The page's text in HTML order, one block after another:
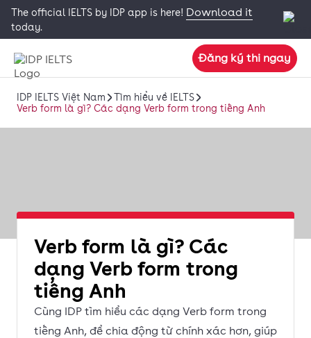
The official IELTS by IDP app is here! Download it
today.
Đăng ký thi ngay
IDP IELTS Việt Nam
Tìm hiểu về IELTS
Verb form là gì? Các dạng Verb form trong tiếng Anh
Verb form là gì? Các
dạng Verb form trong
tiếng Anh
Cùng IDP tìm hiểu các dạng Verb form trong
tiếng Anh, để chia động từ chính xác hơn, giúp